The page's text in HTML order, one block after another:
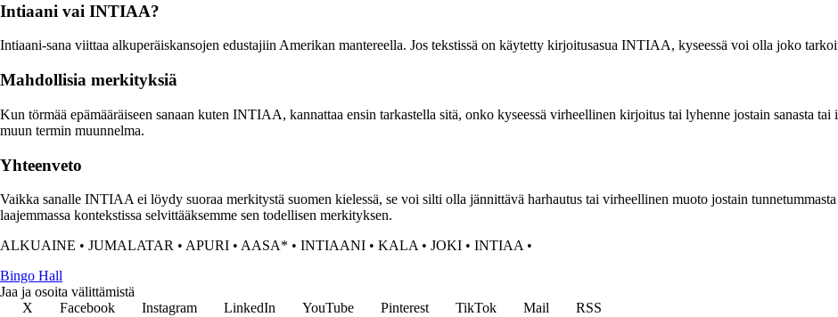
Intiaani vai INTIAA?
Intiaani-sana viittaa alkuperäiskansojen edustajiin Amerikan mantereella. Jos tekstissä on käytetty kirjoitusasua INTIAA, kyseessä voi olla joko
Mahdollisia merkityksiä
Kun törmää epämääräiseen sanaan kuten INTIAA, kannattaa ensin tarkastella sitä, onko kyseessä virheellinen kirjoitus tai lyhenne jostain sanasta
muun termin muunnelma.
Yhteenveto
Vaikka sanalle INTIAA ei löydy suoraa merkitystä suomen kielessä, se voi silti olla jännittävä harhautus tai virheellinen muoto jostain tunnetummasta
laajemmassa kontekstissa selvittääksemme sen todellisen merkityksen.
ALKUAINE • JUMALATAR • APURI • AASA* • INTIAANI • KALA • JOKI • INTIAA •
Bingo Hall
Jaa ja osoita välittämistä
X
Facebook Instagram LinkedIn YouTube Pinterest TikTok Mail
RSS